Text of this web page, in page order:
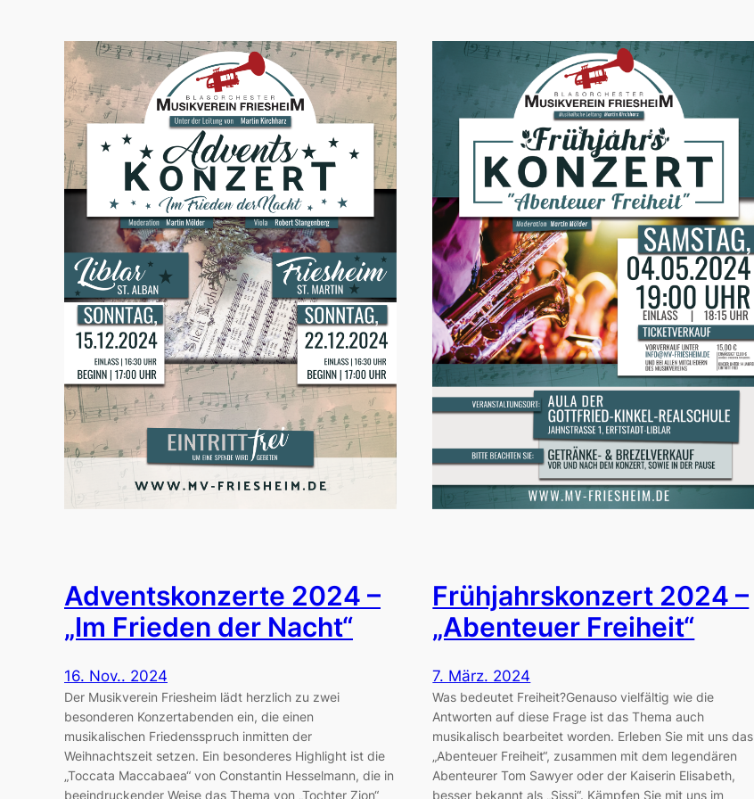
Adventskonzerte 2024 –
„Im Frieden der Nacht“
16. Nov.. 2024
Der Musikverein Friesheim lädt herzlich zu zwei
besonderen Konzertabenden ein, die einen
musikalischen Friedensspruch inmitten der
Weihnachtszeit setzen. Ein besonderes Highlight ist die
„Toccata Maccabaea“ von Constantin Hesselmann, die in
beeindruckender Weise das Thema von „Tochter Zion“
Frühjahrskonzert 2024 –
„Abenteuer Freiheit“
7. März. 2024
Was bedeutet Freiheit?Genauso vielfältig wie die
Antworten auf diese Frage ist das Thema auch
musikalisch bearbeitet worden. Erleben Sie mit uns das
„Abenteuer Freiheit“, zusammen mit dem legendären
Abenteurer Tom Sawyer oder der Kaiserin Elisabeth,
besser bekannt als „Sissi“. Kämpfen Sie mit uns im